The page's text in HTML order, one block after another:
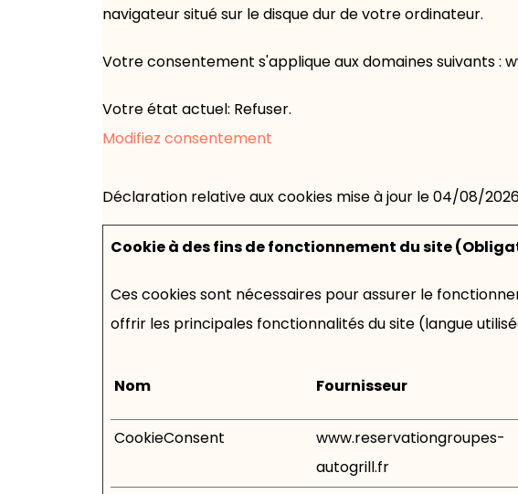
navigateur situé sur le disque dur de votre ordinateur.
Votre consentement s'applique aux domaines suivants :
Votre état ​​actuel: Refuser.
Modifiez consentement
Déclaration relative aux cookies mise à jour le 04/08/
Cookie à des fins de fonctionnement du site
Ces cookies sont nécessaires pour assurer le
offrir les principales fonctionnalités du site (langue
Nom Fournisseur
CookieConsent
www.reservationgroupes-
autogrill.fr